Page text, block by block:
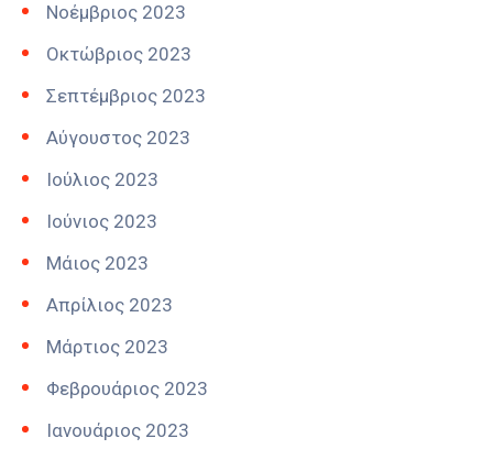
Νοέμβριος 2023
Οκτώβριος 2023
Σεπτέμβριος 2023
Αύγουστος 2023
Ιούλιος 2023
Ιούνιος 2023
Μάιος 2023
Απρίλιος 2023
Μάρτιος 2023
Φεβρουάριος 2023
Ιανουάριος 2023